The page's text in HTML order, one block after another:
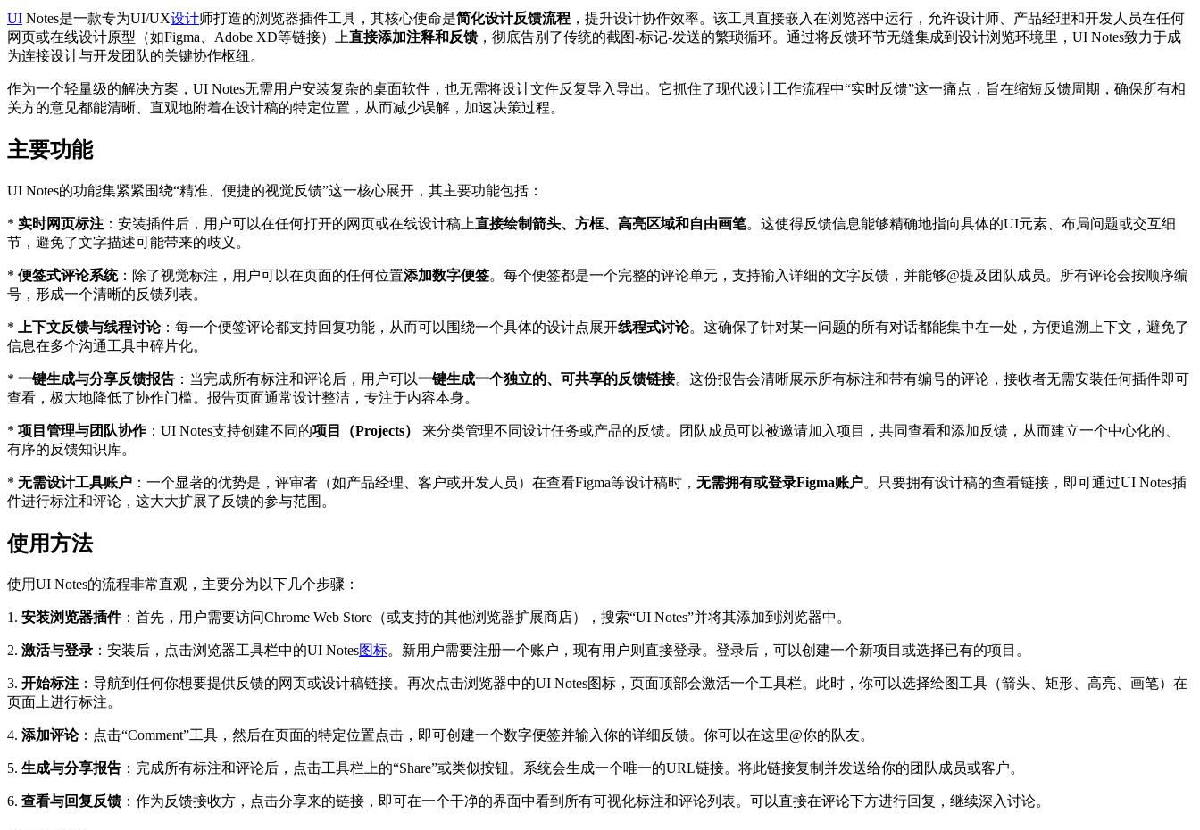
UI Notes是一款专为UI/UX设计师打造的浏览器插件工具，其核心使命是简化设计反馈流程 ，提升设计协作效率。该工具直接嵌入在浏览器中运行，允许设计师、产品经理和开发人员在任何
网页或在线设计原型（如Figma、Adobe XD等链接）上直接添加注释和反馈 ，彻底告别了传统的截图-标记-发送的繁琐循环。通过将反馈环节无缝集成到设计浏览环境里，UI Notes致力于成
为连接设计与开发团队的关键协作枢纽。
作为一个轻量级的解决方案，UI Notes无需用户安装复杂的桌面软件，也无需将设计文件反复导入导出。它抓住了现代设计工作流程中“实时反馈”这一痛点，旨在缩短反馈周期，确保所有相
关方的意见都能清晰、直观地附着在设计稿的特定位置，从而减少误解，加速决策过程。
主要功能
UI Notes的功能集紧紧围绕“精准、便捷的视觉反馈”这一核心展开，其主要功能包括：
* 实时网页标注 ：安装插件后，用户可以在任何打开的网页或在线设计稿上直接绘制箭头、方框、高亮区域和自由画笔。这使得反馈信息能够精确地指向具体的UI元素、布局问题或交互细
节，避免了文字描述可能带来的歧义。
* 便签式评论系统：除了视觉标注，用户可以在页面的任何位置添加数字便签。每个便签都是一个完整的评论单元，支持输入详细的文字反馈，并能够@提及团队成员。所有评论会按顺序编
号，形成一个清晰的反馈列表。
* 上下文反馈与线程讨论：每一个便签评论都支持回复功能，从而可以围绕一个具体的设计点展开线程式讨论。这确保了针对某一问题的所有对话都能集中在一处，方便追溯上下文，避免了
信息在多个沟通工具中碎片化。
* 一键生成与分享反馈报告 ：当完成所有标注和评论后，用户可以一键生成一个独立的、可共享的反馈链接。这份报告会清晰展示所有标注和带有编号的评论，接收者无需安装任何插件即可
查看，极大地降低了协作门槛。报告页面通常设计整洁，专注于内容本身。
* 项目管理与团队协作：UI Notes支持创建不同的项目（Projects）
来分类管理不同设计任务或产品的反馈。团队成员可以被邀请加入项目，共同查看和添加反馈，从而建立一个中心化的、
有序的反馈知识库。
* 无需设计工具账户 ：一个显著的优势是，评审者（如产品经理、客户或开发人员）在查看Figma等设计稿时， 无需拥有或登录Figma账户。只要拥有设计稿的查看链接，即可通过UI Notes插
件进行标注和评论，这大大扩展了反馈的参与范围。
使用方法
使用UI Notes的流程非常直观，主要分为以下几个步骤：
1. 安装浏览器插件：首先，用户需要访问Chrome Web Store（或支持的其他浏览器扩展商店），搜索“UI Notes”并将其添加到浏览器中。
2. 激活与登录 ：安装后，点击浏览器工具栏中的UI Notes图标。新用户需要注册一个账户，现有用户则直接登录。登录后，可以创建一个新项目或选择已有的项目。
3. 开始标注 ：导航到任何你想要提供反馈的网页或设计稿链接。再次点击浏览器中的UI Notes图标，页面顶部会激活一个工具栏。此时，你可以选择绘图工具（箭头、矩形、高亮、画笔）在
页面上进行标注。
4. 添加评论：点击“Comment”工具，然后在页面的特定位置点击，即可创建一个数字便签并输入你的详细反馈。你可以在这里@你的队友。
5. 生成与分享报告 ：完成所有标注和评论后，点击工具栏上的“Share”或类似按钮。系统会生成一个唯一的URL链接。将此链接复制并发送给你的团队成员或客户。
6. 查看与回复反馈 ：作为反馈接收方，点击分享来的链接，即可在一个干净的界面中看到所有可视化标注和评论列表。可以直接在评论下方进行回复，继续深入讨论。